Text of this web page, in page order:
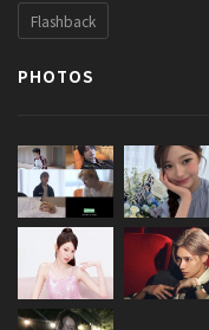
Flashback
PHOTOS